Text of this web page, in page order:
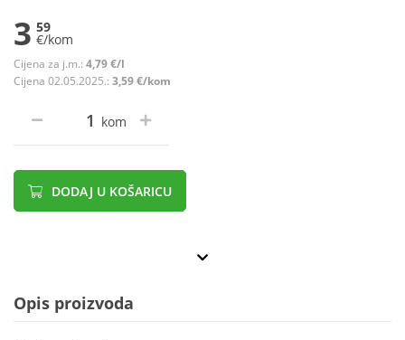
3 59
€/kom
Cijena za j.m.: 4,79 €/l
Cijena 02.05.2025.: 3,59 €/kom
kom
DODAJ U KOŠARICU
Opis proizvoda